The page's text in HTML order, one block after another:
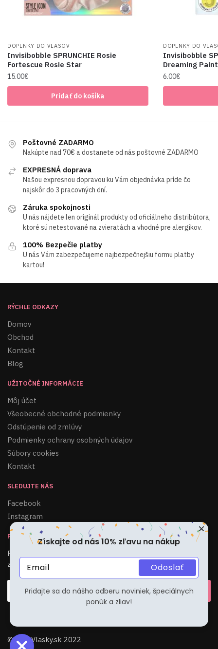
DOPLNKY DO VLASOV
Invisibobble SPRUNCHIE Rosie
Fortescue Rosie Star
15.00€
Pridať do košíka
DOPLNKY DO
Invisibobble
Dreaming
6.00€
Poštovné ZADARMO
Nakúpte nad 70€ a dostanete od nás poštovné ZADARMO
EXPRESNÁ doprava
Našou expresnou dopravou ku Vám objednávka príde čo
najskôr do 3 pracovných dní.
Záruka spokojnosti
U nás nájdete len originál produkty od oficiálneho distribútora,
ktoré sú netestované na zvieratách a vhodné pre alergikov.
100% Bezpečie platby
U nás Vám zabezpečujeme najbezpečnejšiu formu platby
kartou!
RÝCHLE ODKAZY
Domov
Obchod
Kontakt
Blog
UŽITOČNÉ INFORMÁCIE
Môj účet
Všeobecné obchodné podmienky
Odstúpenie od zmlúvy
Podmienky ochrany osobných údajov
Súbory cookies
Kontakt
SLEDUJTE NÁS
Facebook
Instagram
PRIHLÁSIŤ SA KU ODBERU
Pridajte sa do nášho odberu noviniek, špeciálnych ponúk a
zliav!
© VaseVlasky.sk 2022
Získajte od nás 10% zľavu na nákup
Odoslať
Pridajte sa do nášho odberu noviniek, špeciálnych
ponúk a zliav!